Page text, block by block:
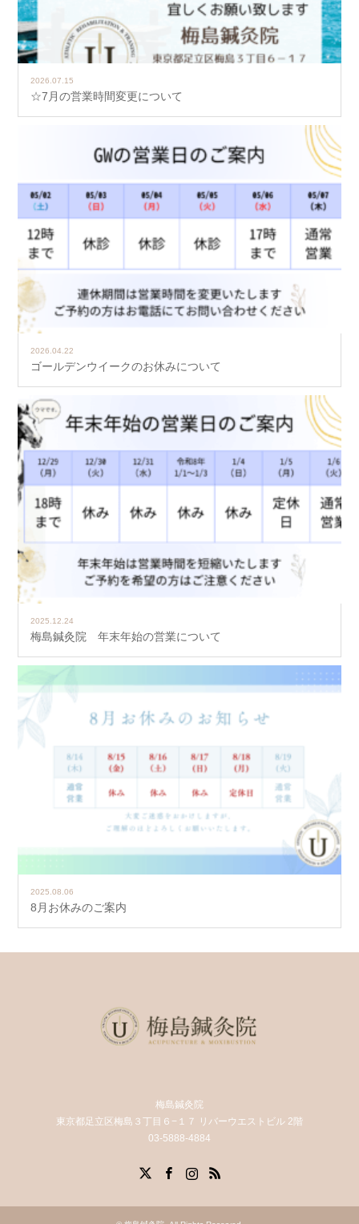
2026.07.15
☆7月の営業時間変更について
2026.04.22
ゴールデンウイークのお休みについて
2025.12.24
梅島鍼灸院 年末年始の営業について
2025.08.06
8月お休みのご案内
梅島鍼灸院
東京都足立区梅島３丁目６−１７ リバーウエストビル 2階
03-5888-4884
RSS